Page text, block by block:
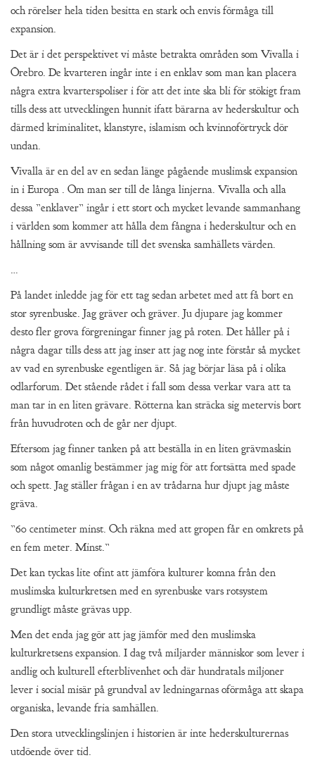
och rörelser hela tiden besitta en stark och envis förmåga till
expansion.
Det är i det perspektivet vi måste betrakta områden som Vivalla i
Örebro. De kvarteren ingår inte i en enklav som man kan placera
några extra kvarterspoliser i för att det inte ska bli för stökigt fram
tills dess att utvecklingen hunnit ifatt bärarna av hederskultur och
därmed kriminalitet, klanstyre, islamism och kvinnoförtryck dör
undan.
Vivalla är en del av en sedan länge pågående muslimsk expansion
in i Europa . Om man ser till de långa linjerna. Vivalla och alla
dessa ”enklaver” ingår i ett stort och mycket levande sammanhang
i världen som kommer att hålla dem fångna i hederskultur och en
hållning som är avvisande till det svenska samhällets värden.
…
På landet inledde jag för ett tag sedan arbetet med att få bort en
stor syrenbuske. Jag gräver och gräver. Ju djupare jag kommer
desto fler grova förgreningar finner jag på roten. Det håller på i
några dagar tills dess att jag inser att jag nog inte förstår så mycket
av vad en syrenbuske egentligen är. Så jag börjar läsa på i olika
odlarforum. Det stående rådet i fall som dessa verkar vara att ta
man tar in en liten grävare. Rötterna kan sträcka sig metervis bort
från huvudroten och de går ner djupt.
Eftersom jag finner tanken på att beställa in en liten grävmaskin
som något omanlig bestämmer jag mig för att fortsätta med spade
och spett. Jag ställer frågan i en av trådarna hur djupt jag måste
gräva.
”60 centimeter minst. Och räkna med att gropen får en omkrets på
en fem meter. Minst.”
Det kan tyckas lite ofint att jämföra kulturer komna från den
muslimska kulturkretsen med en syrenbuske vars rotsystem
grundligt måste grävas upp.
Men det enda jag gör att jag jämför med den muslimska
kulturkretsens expansion. I dag två miljarder människor som lever i
andlig och kulturell efterblivenhet och där hundratals miljoner
lever i social misär på grundval av ledningarnas oförmåga att skapa
organiska, levande fria samhällen.
Den stora utvecklingslinjen i historien är inte hederskulturernas
utdöende över tid.